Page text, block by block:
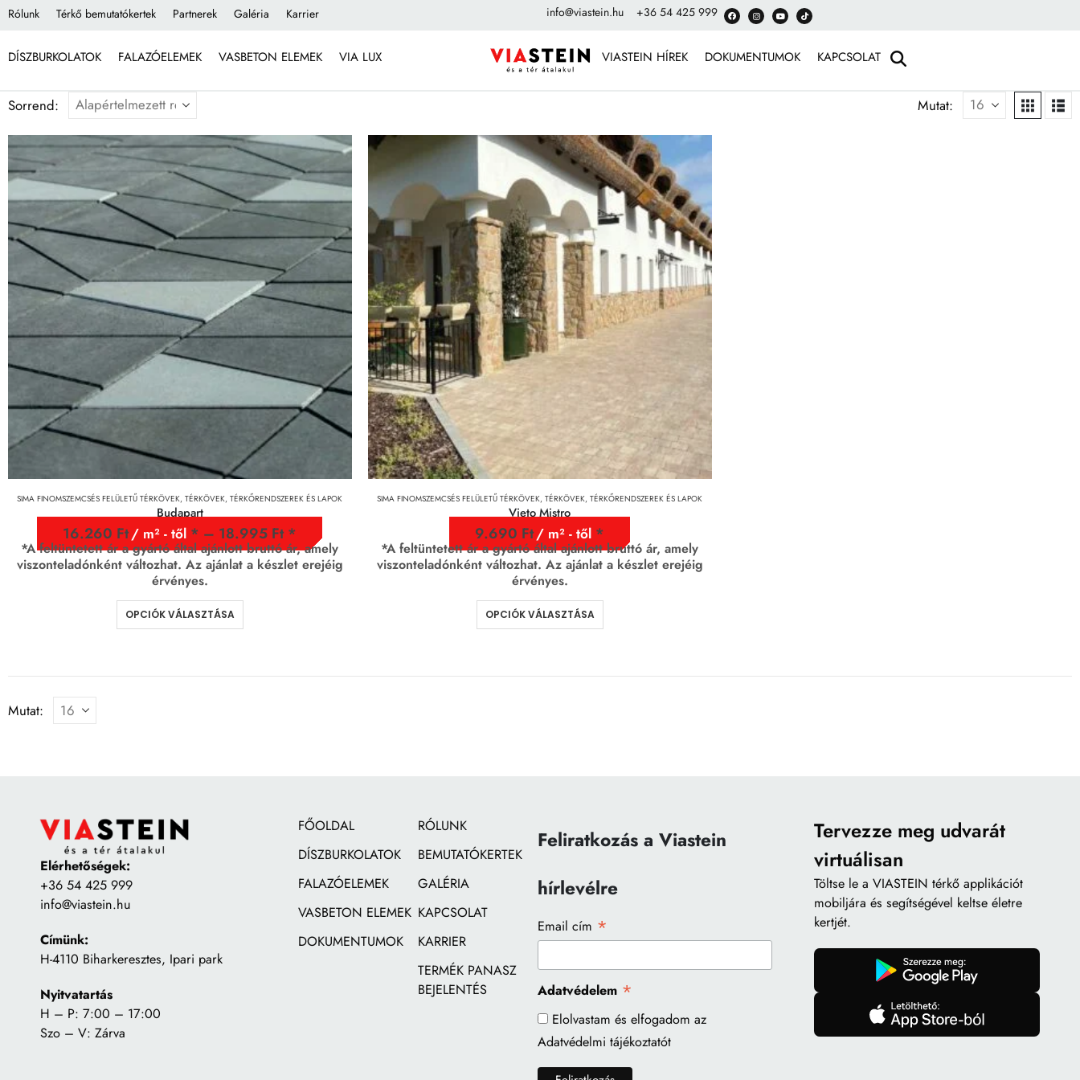
Rólunk Térkő bemutatókertek Partnerek Galéria Karrier info@viastein.hu +36 54 425 999
DÍSZBURKOLATOK FALAZÓELEMEK VASBETON ELEMEK VIA LUX VIASTEIN HÍREK DOKUMENTUMOK KAPCSOLAT
Sorrend: Mutat:
SIMA FINOMSZEMCSÉS FELÜLETŰ TÉRKÖVEK,TÉRKÖVEK, TÉRKŐRENDSZEREK ÉS LAPOK
Budapart
16.260 Ft/ m² - től – 18.995 Ft
*A feltüntetett ár a gyártó által ajánlott bruttó ár, amely
viszonteladónként változhat. Az ajánlat a készlet erejéig
érvényes.
OPCIÓK VÁLASZTÁSA
SIMA FINOMSZEMCSÉS FELÜLETŰ TÉRKÖVEK,TÉRKÖVEK, TÉRKŐRENDSZEREK ÉS LAPOK
Vieto Mistro
9.690 Ft/ m² - től
*A feltüntetett ár a gyártó által ajánlott bruttó ár, amely
viszonteladónként változhat. Az ajánlat a készlet erejéig
érvényes.
OPCIÓK VÁLASZTÁSA
Mutat:
Elérhetőségek:
+36 54 425 999
info@viastein.hu
Címünk:
H-4110 Biharkeresztes, Ipari park
Nyitvatartás
H – P: 7:00 – 17:00
Szo – V: Zárva
FŐOLDAL
DÍSZBURKOLATOK
FALAZÓELEMEK
VASBETON ELEMEK
DOKUMENTUMOK
RÓLUNK
BEMUTATÓKERTEK
GALÉRIA
KAPCSOLAT
KARRIER
TERMÉK PANASZ
BEJELENTÉS
Feliratkozás a Viastein
hírlevélre
Email cím *
Adatvédelem *
Elolvastam és elfogadom az
Adatvédelmi tájékoztatót
Tervezze meg udvarát
virtuálisan
Töltse le a VIASTEIN térkő applikációt
mobiljára és segítségével keltse életre
kertjét.
gomb
gomb